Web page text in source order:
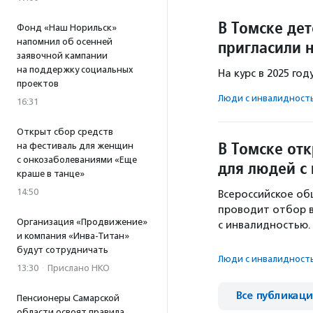
Фонд «Наш Норильск»
напомнил об осенней
заявочной кампании
на поддержку социальных
проектов
16:31
Открыт сбор средств
на фестиваль для женщин
с онкозаболеваниями «Еще
краше в танце»
14:50
Организация «Продвижение»
и компания «Инва-Титан»
будут сотрудничать
13:30 · Прислано НКО
Пенсионеры Самарской
В Томске
пригласили
На курс в 2025
Люди с
В Томске
для людей с
Всероссийское
проводит отбор
с инвалидностью.
Люди с
Все